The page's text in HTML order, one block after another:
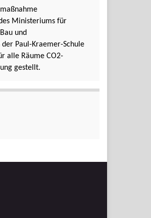
Ministeriums für
und
Paul-Kraemer-Schule
alle Räume CO2-
gestellt.